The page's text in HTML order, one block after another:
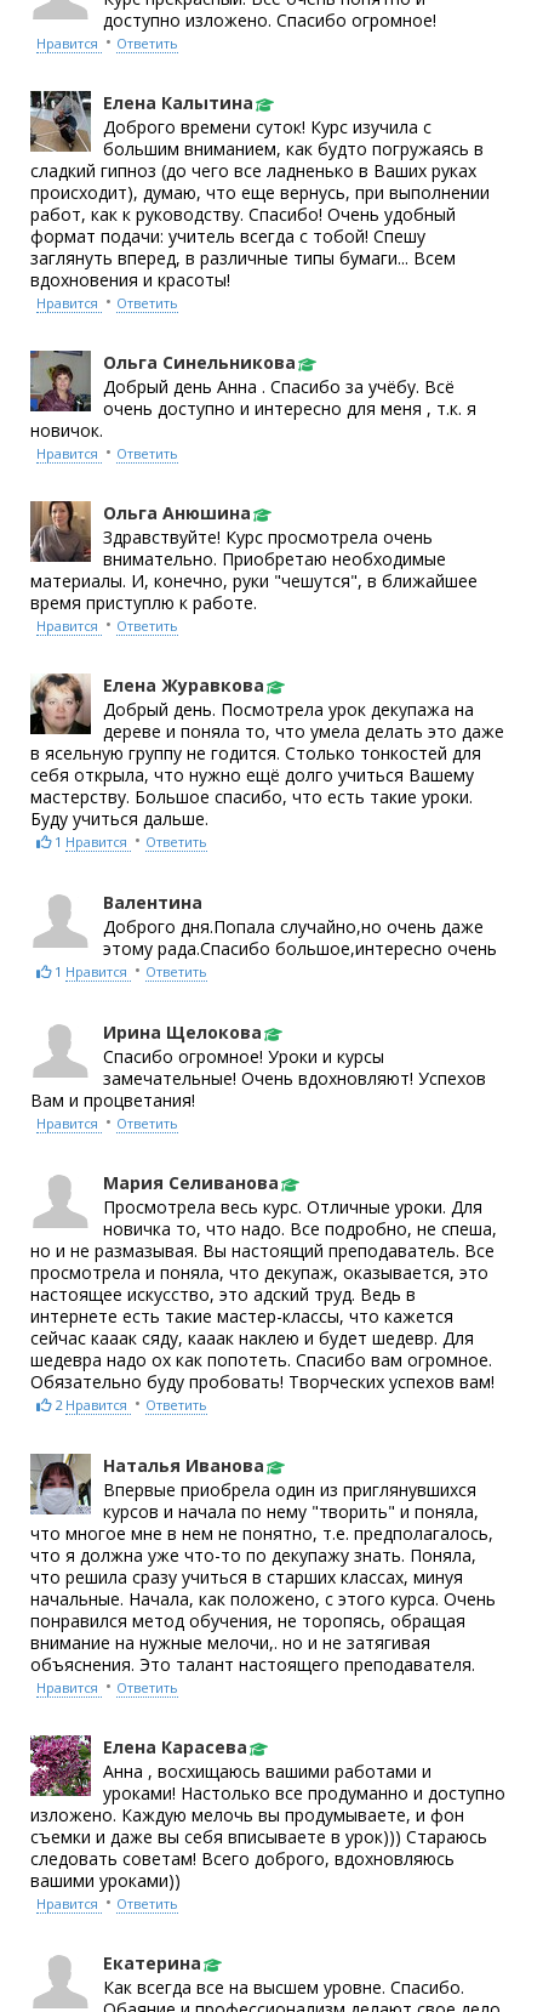
доступно изложено. Спасибо огромное!
Нравится • Ответить
Елена Калытина
Доброго времени суток! Курс изучила с
большим вниманием, как будто погружаясь в
сладкий гипноз (до чего все ладненько в Ваших руках
происходит), думаю, что еще вернусь, при выполнении
работ, как к руководству. Спасибо! Очень удобный
формат подачи: учитель всегда с тобой! Спешу
заглянуть вперед, в различные типы бумаги... Всем
вдохновения и красоты!
Нравится • Ответить
Ольга Синельникова
Добрый день Анна . Спасибо за учёбу. Всё
очень доступно и интересно для меня , т.к. я
новичок.
Нравится • Ответить
Ольга Анюшина
Здравствуйте! Курс просмотрела очень
внимательно. Приобретаю необходимые
материалы. И, конечно, руки "чешутся", в ближайшее
время приступлю к работе.
Нравится • Ответить
Елена Журавкова
Добрый день. Посмотрела урок декупажа на
дереве и поняла то, что умела делать это даже
в ясельную группу не годится. Столько тонкостей для
себя открыла, что нужно ещё долго учиться Вашему
мастерству. Большое спасибо, что есть такие уроки.
Буду учиться дальше.
1 Нравится • Ответить
Валентина
Доброго дня.Попала случайно,но очень даже
этому рада.Спасибо большое,интересно очень
1 Нравится • Ответить
Ирина Щелокова
Спасибо огромное! Уроки и курсы
замечательные! Очень вдохновляют! Успехов
Вам и процветания!
Нравится • Ответить
Мария Селиванова
Просмотрела весь курс. Отличные уроки. Для
новичка то, что надо. Все подробно, не спеша,
но и не размазывая. Вы настоящий преподаватель. Все
просмотрела и поняла, что декупаж, оказывается, это
настоящее искусство, это адский труд. Ведь в
интернете есть такие мастер-классы, что кажется
сейчас кааак сяду, кааак наклею и будет шедевр. Для
шедевра надо ох как попотеть. Спасибо вам огромное.
Обязательно буду пробовать! Творческих успехов вам!
2 Нравится • Ответить
Наталья Иванова
Впервые приобрела один из приглянувшихся
курсов и начала по нему "творить" и поняла,
что многое мне в нем не понятно, т.е. предполагалось,
что я должна уже что-то по декупажу знать. Поняла,
что решила сразу учиться в старших классах, минуя
начальные. Начала, как положено, с этого курса. Очень
понравился метод обучения, не торопясь, обращая
внимание на нужные мелочи,. но и не затягивая
объяснения. Это талант настоящего преподавателя.
Нравится • Ответить
Елена Карасева
Анна , восхищаюсь вашими работами и
уроками! Настолько все продуманно и доступно
изложено. Каждую мелочь вы продумываете, и фон
съемки и даже вы себя вписываете в урок))) Стараюсь
следовать советам! Всего доброго, вдохновляюсь
вашими уроками))
Нравится • Ответить
Екатерина
Как всегда все на высшем уровне. Спасибо.